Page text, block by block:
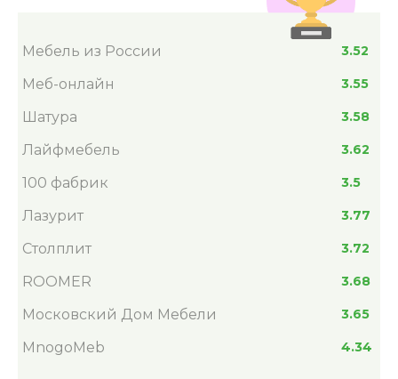
Мебель из России 3.52
Меб-онлайн 3.55
Шатура 3.58
Лайфмебель 3.62
100 фабрик 3.5
Лазурит 3.77
Столплит 3.72
ROOMER 3.68
Московский Дом Мебели 3.65
MnogoMeb 4.34